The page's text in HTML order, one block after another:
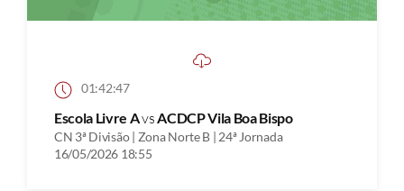
01:42:47
Escola Livre AvsACDCP Vila Boa Bispo
CN 3ª Divisão | Zona Norte B | 24ª Jornada
16/05/2026 18:55